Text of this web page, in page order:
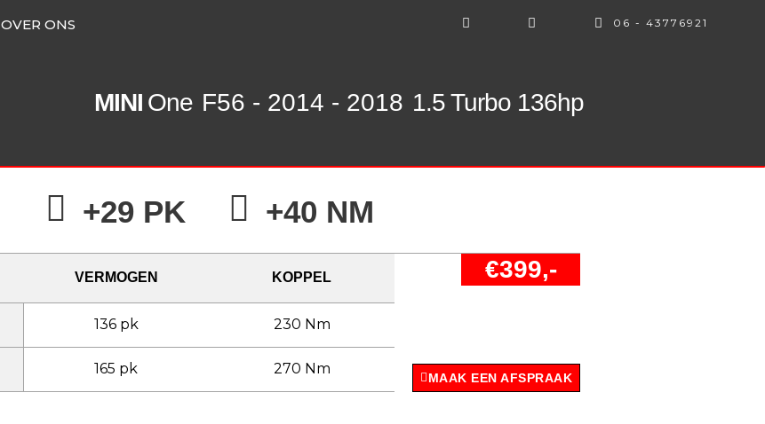
OVER ONS 06 - 43776921
MINI One F56 - 2014 - 2018 1.5 Turbo 136hp
+29 PK +40 NM
VERMOGEN KOPPEL €399,-
136 pk 230 Nm
165 pk 270 Nm
MAAK EEN AFSPRAAK